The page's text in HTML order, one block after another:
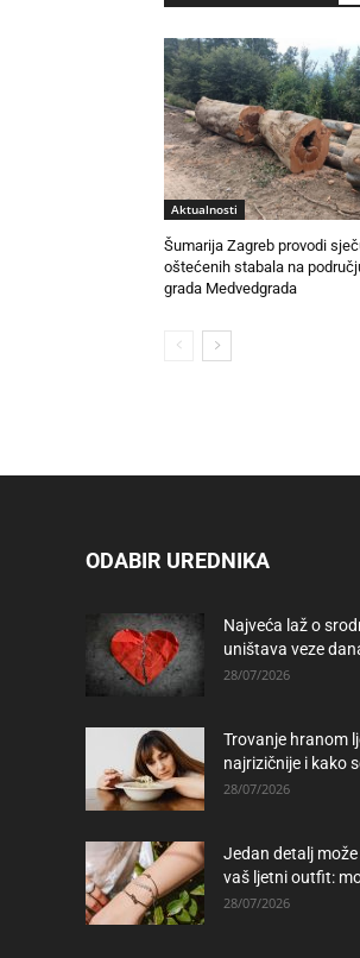
Aktualnosti
Šumarija Zagreb provodi
oštećenih stabala na
grada Medvedgrada
ODABIR UREDNIKA
Najveća laž o
uništava veze
28/07/2026
Trovanje hranom
najrizičnije i kako
28/07/2026
Jedan detalj
vaš ljetni outfit:
28/07/2026